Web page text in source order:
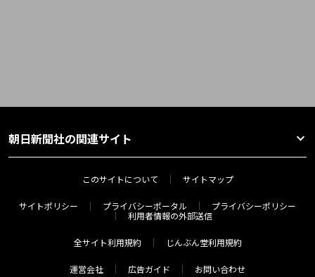
朝日新聞社の関連サイト
このサイトについて サイトマップ
サイトポリシー プライバシーポータル
プライバシーポリシー
利用者情報の外部送信
全サイト利用規約 じんぶん堂利用規約
運営会社 広告ガイド お問い合わせ